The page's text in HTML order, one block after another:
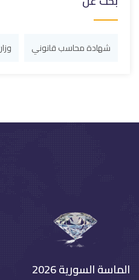
شهادة محاسب قانوني
الماسة السورية 2026